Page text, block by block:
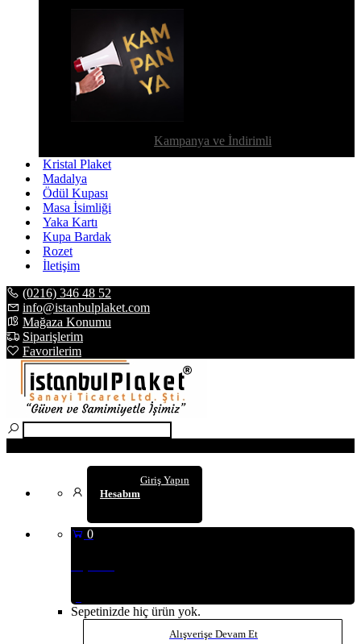
Kampanya ve İndirimli
Kristal Plaket
Madalya
Ödül Kupası
Masa İsimliği
Yaka Kartı
Kupa Bardak
Rozet
İletişim
(0216) 346 48 52
info@istanbulplaket.com
Mağaza Konumu
Siparişlerim
Favorilerim
Hesabım
Giriş Yapın
0
Sepetinizde hiç ürün yok.
Alışverişe Devam Et